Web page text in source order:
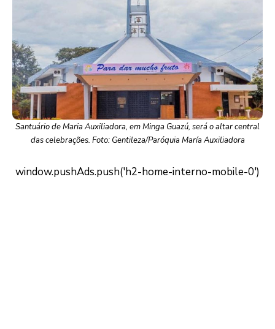
Santuário de Maria Auxiliadora, em Minga Guazú, será o altar central
das celebrações. Foto: Gentileza/Paróquia María Auxiliadora